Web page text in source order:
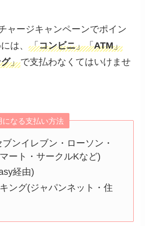
ャージキャンペーンでポイン
は、「コンビニ」「ATM」
」で支払わなくてはいけませ
なる支払い方法
ンイレブン・ローソン・
ート・サークルKなど)
経由)
ング(ジャパンネット・住